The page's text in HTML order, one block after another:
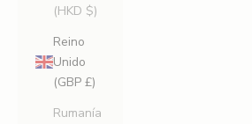
(HKD $)
Reino
Unido
(GBP £)
Rumanía